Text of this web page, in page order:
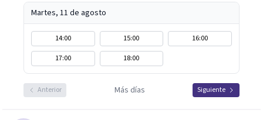
Martes, 11 de agosto
14:00 15:00
16:00
17:00
18:00
Anterior Más días Siguiente